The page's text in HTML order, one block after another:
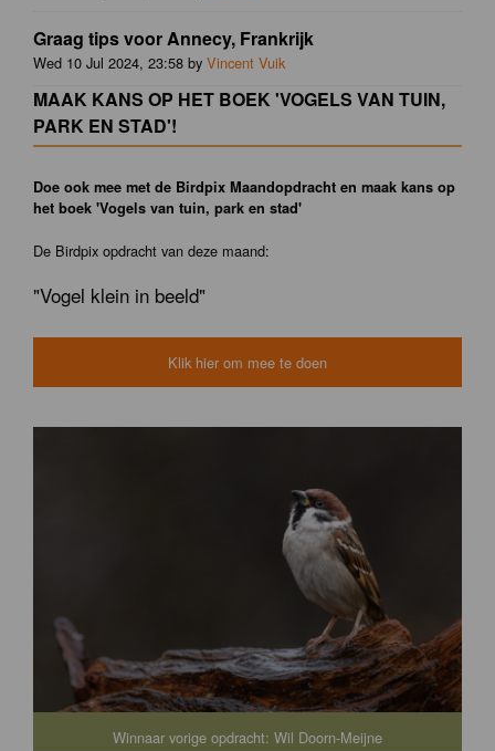
Graag tips voor Annecy, Frankrijk
Wed 10 Jul 2024, 23:58 by Vincent Vuik
MAAK KANS OP HET BOEK 'VOGELS VAN TUIN,
PARK EN STAD'!
Doe ook mee met de Birdpix Maandopdracht en maak kans op
het boek 'Vogels van tuin, park en stad'
De Birdpix opdracht van deze maand:
"Vogel klein in beeld"
Klik hier om mee te doen
Winnaar vorige opdracht: Wil Doorn-Meijne